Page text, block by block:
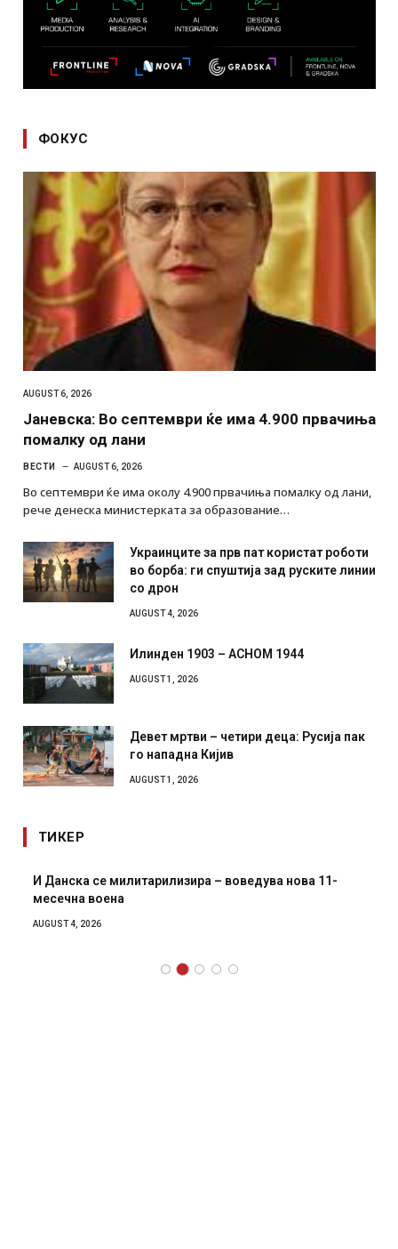
ФОКУС
AUGUST 6, 2026
Јаневска: Во септември ќе има 4.900 првачиња
помалку од лани
ВЕСТИ AUGUST 6, 2026
Во септември ќе има околу 4.900 првачиња помалку од лани,
рече денеска министерката за образование…
Украинците за прв пат користат роботи
во борба: ги спуштија зад руските линии
со дрон
AUGUST 4, 2026
Илинден 1903 – АСНОМ 1944
AUGUST 1, 2026
Девет мртви – четири деца: Русија пак
го нападна Кијив
AUGUST 1, 2026
ТИКЕР
И Данска се милитарилизира – воведува нова 11-
месечна воена
AUGUST 4, 2026